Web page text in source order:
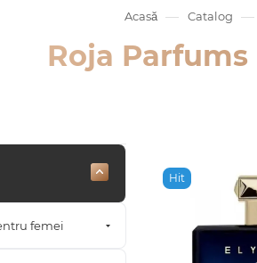
Acasă — Catalog —
Roja
Hit
femei